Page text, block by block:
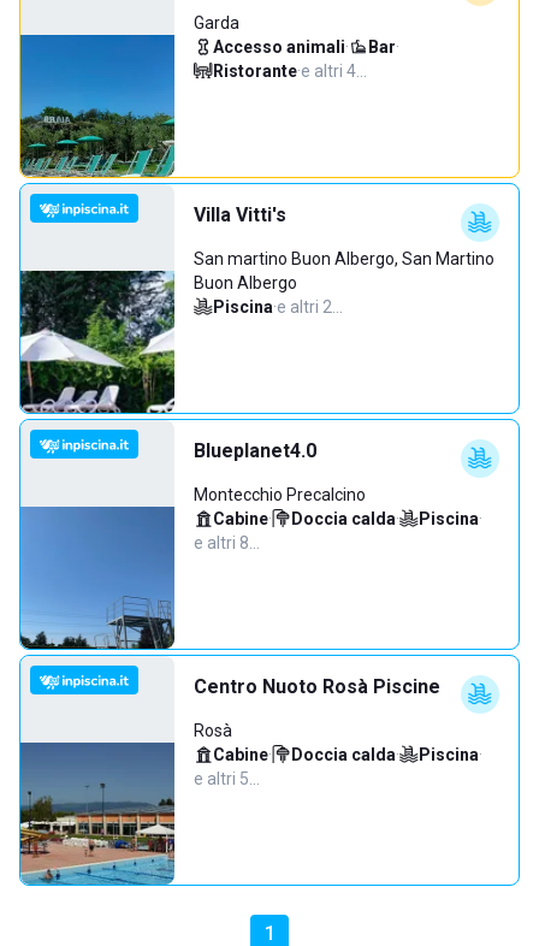
Garda
Accesso animali· Bar·
Ristorante·e altri 4…
Villa Vitti's
San martino Buon Albergo, San Martino
Buon Albergo
Piscina·e altri 2…
Blueplanet4.0
Montecchio Precalcino
Cabine· Doccia calda· Piscina·
e altri 8…
Centro Nuoto Rosà Piscine
Rosà
Cabine· Doccia calda· Piscina·
e altri 5…
1